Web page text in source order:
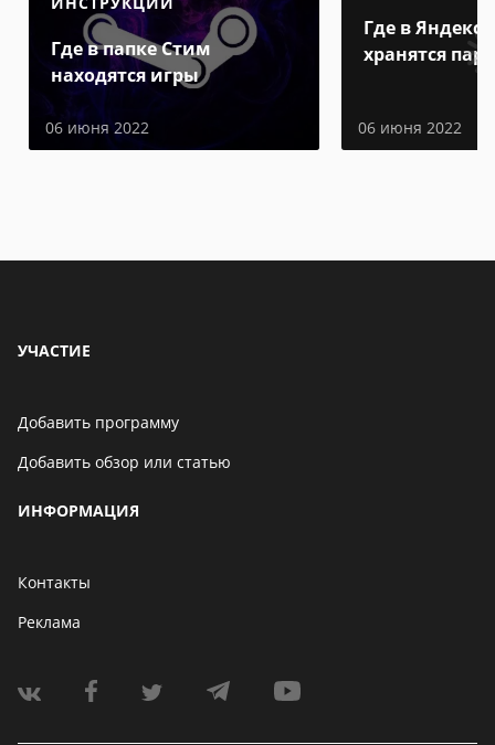
Где в папке Стим
находятся игры
06 июня 2022
Где в Яндекс
хранятся
06 июня 2022
УЧАСТИЕ
Добавить программу
Добавить обзор или статью
ИНФОРМАЦИЯ
Контакты
Реклама